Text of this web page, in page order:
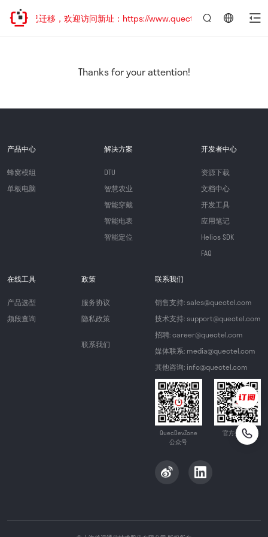
站地址已迁移，欢迎访问新址：https://www.quectel.com.cn
Thanks for your attention!
产品中心
蜂窝模组
单板电脑
解决方案
DTU
智慧农业
智能穿戴
智能电表
智能定位
开发者中心
资源下载
文档中心
开发工具
应用笔记
Helios SDK
FAQ
在线工具
产品选型
频段查询
政策
服务协议
隐私政策
联系我们
联系我们
销售支持: sales@quectel.com
技术支持: support@quectel.com
招聘: career@quectel.com
媒体联系: media@quectel.com
其他咨询: info@quectel.com
QuecDevZone
公众号
官方公众号